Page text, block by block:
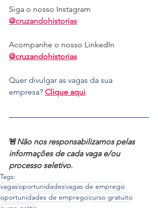
Siga o nosso Instagram
@cruzandohistorias
Acompanhe o nosso LinkedIn
@cruzandohistorias
Quer divulgar as vagas da sua
empresa? Clique aqui.
🚨Não nos responsabilizamos pelas
informações de cada vaga e/ou
processo seletivo.
Tags:
vagasoportunidadesvagas de emprego
oportunidades de empregocurso gratuito